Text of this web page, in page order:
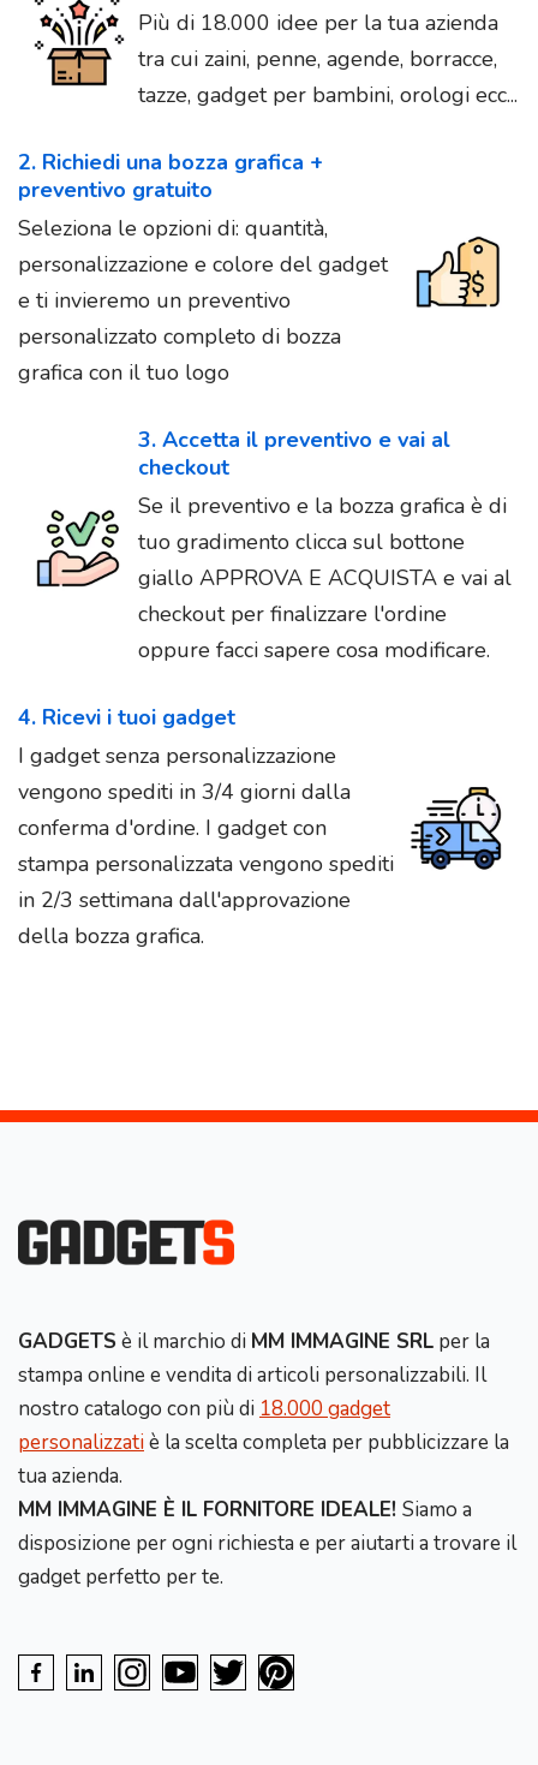
Più di 18.000 idee per la tua azienda
tra cui zaini, penne, agende, borracce,
tazze, gadget per bambini, orologi ecc...
2. Richiedi una bozza grafica +
preventivo gratuito
Seleziona le opzioni di: quantità,
personalizzazione e colore del gadget
e ti invieremo un preventivo
personalizzato completo di bozza
grafica con il tuo logo
3. Accetta il preventivo e vai al
checkout
Se il preventivo e la bozza grafica è di
tuo gradimento clicca sul bottone
giallo APPROVA E ACQUISTA e vai al
checkout per finalizzare l'ordine
oppure facci sapere cosa modificare.
4. Ricevi i tuoi gadget
I gadget senza personalizzazione
vengono spediti in 3/4 giorni dalla
conferma d'ordine. I gadget con
stampa personalizzata vengono spediti
in 2/3 settimana dall'approvazione
della bozza grafica.
GADGETS è il marchio di MM IMMAGINE SRL per la
stampa online e vendita di articoli personalizzabili. Il
nostro catalogo con più di 18.000 gadget
personalizzatiè la scelta completa per pubblicizzare la
tua azienda.
MM IMMAGINE È IL FORNITORE IDEALE! Siamo a
disposizione per ogni richiesta e per aiutarti a trovare il
gadget perfetto per te.